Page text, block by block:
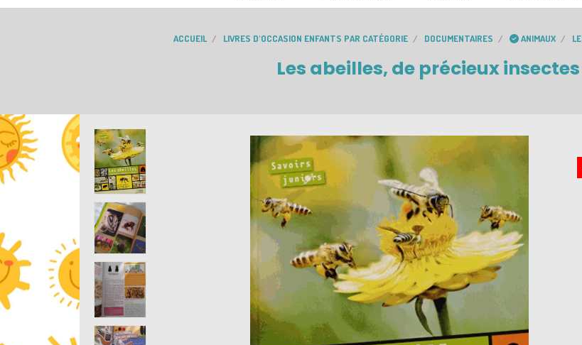
ACCUEIL LIVRES D'OCCASION ENFANTS PAR CATÉGORIE DOCUMENTAIRES ANIMAUX
Les abeilles, de précieux